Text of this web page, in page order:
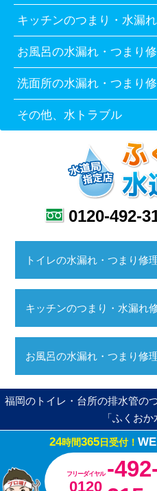
キッチンのつまり・水漏
お風呂の水漏れ・つまり
洗面所の水漏れ・つまり
その他、水トラブル
0120-492-
トイレの水漏れ・つまり修
キッチンのつまり・水漏れ
お風呂の水漏れ・つまり修
福岡のトイレ・台所の排水管の
「ふくおか
Copyright ©ふ
24時間365日受付！
フリーダイヤル
0120
-